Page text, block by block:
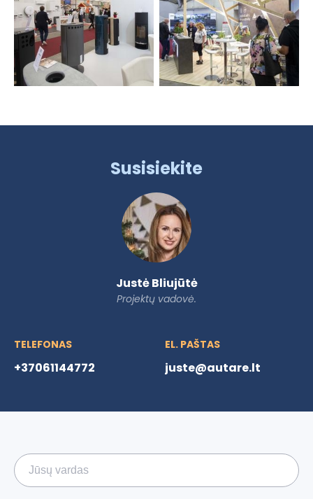
Susisiekite
Justė Bliujūtė
Projektų vadovė.
TELEFONAS
+37061144772
EL. PAŠTAS
juste@autare.lt